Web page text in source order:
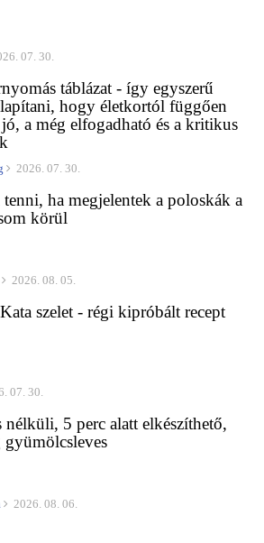
07. 30.
táblázat - így egyszerű
hogy életkortól függően
a még elfogadható és a kritikus
2026. 07. 30.
ha megjelentek a poloskák a
körül
2026. 08. 05.
szelet - régi kipróbált recept
07. 30.
nélküli, 5 perc alatt elkészíthető,
gyümölcsleves
2026. 08. 06.